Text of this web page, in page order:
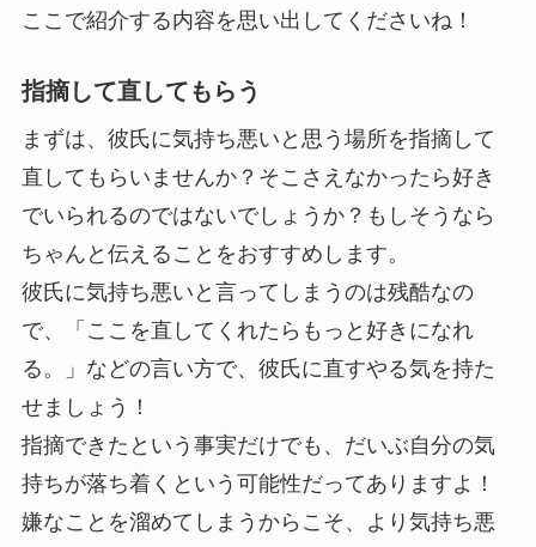
ここで紹介する内容を思い出してくださいね！
指摘して直してもらう
まずは、彼氏に気持ち悪いと思う場所を指摘して
直してもらいませんか？そこさえなかったら好き
でいられるのではないでしょうか？もしそうなら
ちゃんと伝えることをおすすめします。
彼氏に気持ち悪いと言ってしまうのは残酷なの
で、「ここを直してくれたらもっと好きになれ
る。」などの言い方で、彼氏に直すやる気を持た
せましょう！
指摘できたという事実だけでも、だいぶ自分の気
持ちが落ち着くという可能性だってありますよ！
嫌なことを溜めてしまうからこそ、より気持ち悪